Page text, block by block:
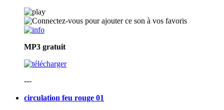
MP3 gratuit
---
circulation feu rouge 01